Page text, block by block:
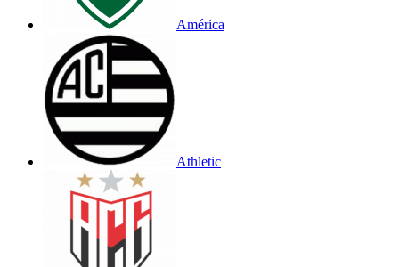
América
Athletic